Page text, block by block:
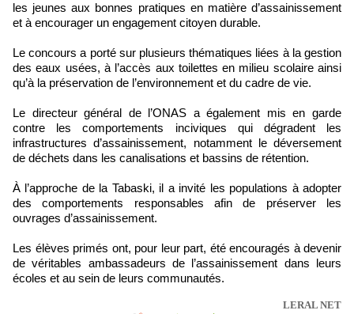
les jeunes aux bonnes pratiques en matière d’assainissement
et à encourager un engagement citoyen durable.
Le concours a porté sur plusieurs thématiques liées à la gestion
des eaux usées, à l’accès aux toilettes en milieu scolaire ainsi
qu’à la préservation de l’environnement et du cadre de vie.
Le directeur général de l’ONAS a également mis en garde
contre les comportements inciviques qui dégradent les
infrastructures d’assainissement, notamment le déversement
de déchets dans les canalisations et bassins de rétention.
À l’approche de la Tabaski, il a invité les populations à adopter
des comportements responsables afin de préserver les
ouvrages d’assainissement.
Les élèves primés ont, pour leur part, été encouragés à devenir
de véritables ambassadeurs de l’assainissement dans leurs
écoles et au sein de leurs communautés.
LERAL NET